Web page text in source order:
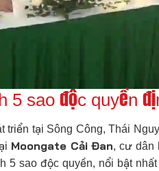
5 sao độc quyền
triển tại Sông Công, Thái
Moongate Cải Đan, cư dân
5 sao độc quyền, nổi bật